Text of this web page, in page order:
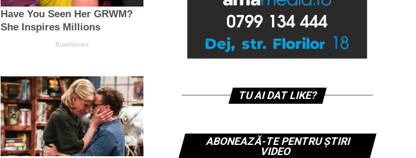
TU AI DAT LIKE?
ABONEAZĂ-TE PENTRU ȘTIRI
VIDEO